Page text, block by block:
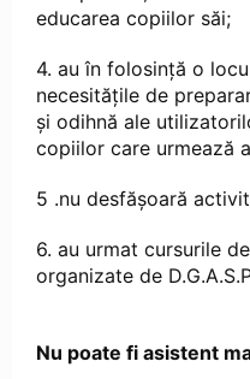
educarea copiilor săi;
4. au în folosinţă o
necesităţile de
şi odihnă ale
copiilor care urmează
5 .nu desfăşoară
6. au urmat cursurile
organizate de
Nu poate fi asistent